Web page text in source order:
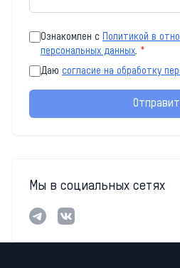
Ознакомлен с
Политикой в
персональных данных. *
Даю согласие на обработку
Мы в социальных сетях